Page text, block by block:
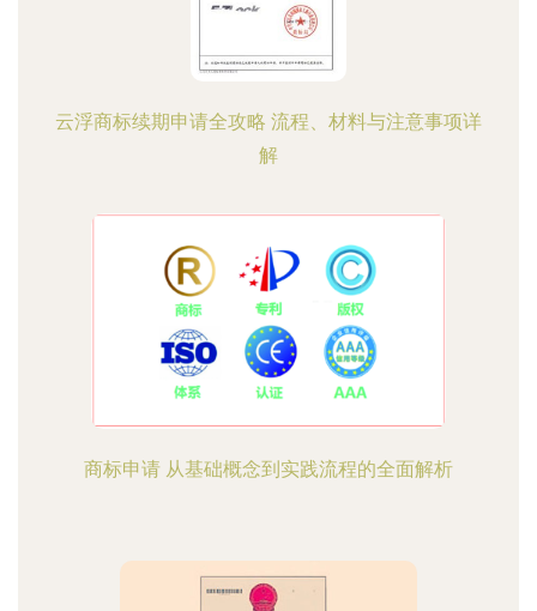
云浮商标续期申请全攻略 流程、材料与注意事项详
解
商标申请 从基础概念到实践流程的全面解析